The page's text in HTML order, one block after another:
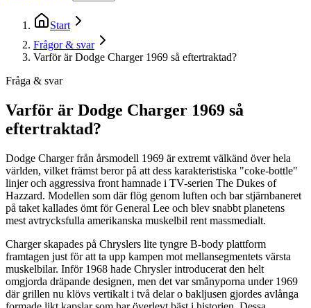
Start
Frågor & svar
Varför är Dodge Charger 1969 så eftertraktad?
Fråga & svar
Varför är Dodge Charger 1969 så
eftertraktad?
Dodge Charger från årsmodell 1969 är extremt välkänd över hela
världen, vilket främst beror på att dess karakteristiska "coke-bottle"
linjer och aggressiva front hamnade i TV-serien The Dukes of
Hazzard. Modellen som där flög genom luften och bar stjärnbaneret
på taket kallades ömt för General Lee och blev snabbt planetens
mest avtrycksfulla amerikanska muskelbil rent massmedialt.
Charger skapades på Chryslers lite tyngre B-body plattform
framtagen just för att ta upp kampen mot mellansegmentets värsta
muskelbilar. Inför 1968 hade Chrysler introducerat den helt
omgjorda dräpande designen, men det var smånyporna under 1969
där grillen nu klövs vertikalt i två delar o bakljusen gjordes avlånga